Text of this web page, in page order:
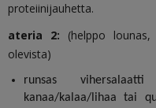
proteiinijauhetta.
ateria 2: (helppo
olevista)
runsas
kanaa/kalaa/lihaa tai